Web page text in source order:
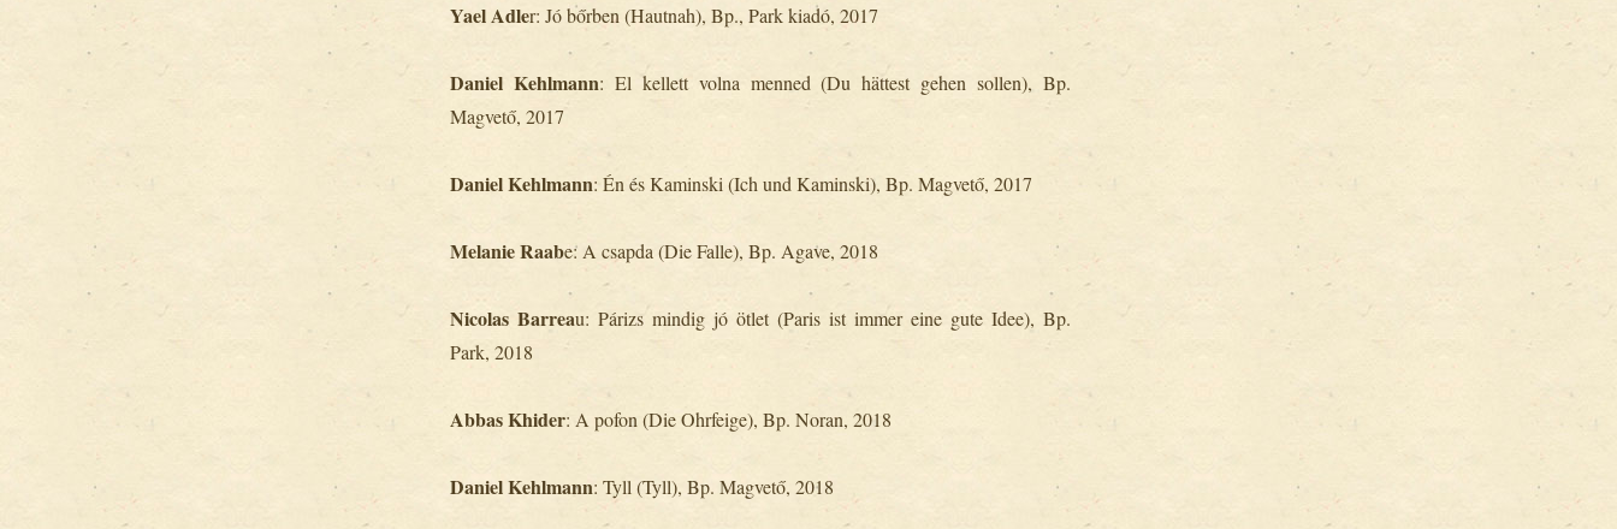
Yael Adler: Jó bőrben (Hautnah), Bp., Park kiadó, 2017
Daniel Kehlmann: El kellett volna menned (Du hättest gehen sollen), Bp.
Magvető, 2017
Daniel Kehlmann: Én és Kaminski (Ich und Kaminski), Bp. Magvető, 2017
Melanie Raabe: A csapda (Die Falle), Bp. Agave, 2018
Nicolas Barreau: Párizs mindig jó ötlet (Paris ist immer eine gute Idee), Bp.
Park, 2018
Abbas Khider: A pofon (Die Ohrfeige), Bp. Noran, 2018
Daniel Kehlmann: Tyll (Tyll), Bp. Magvető, 2018